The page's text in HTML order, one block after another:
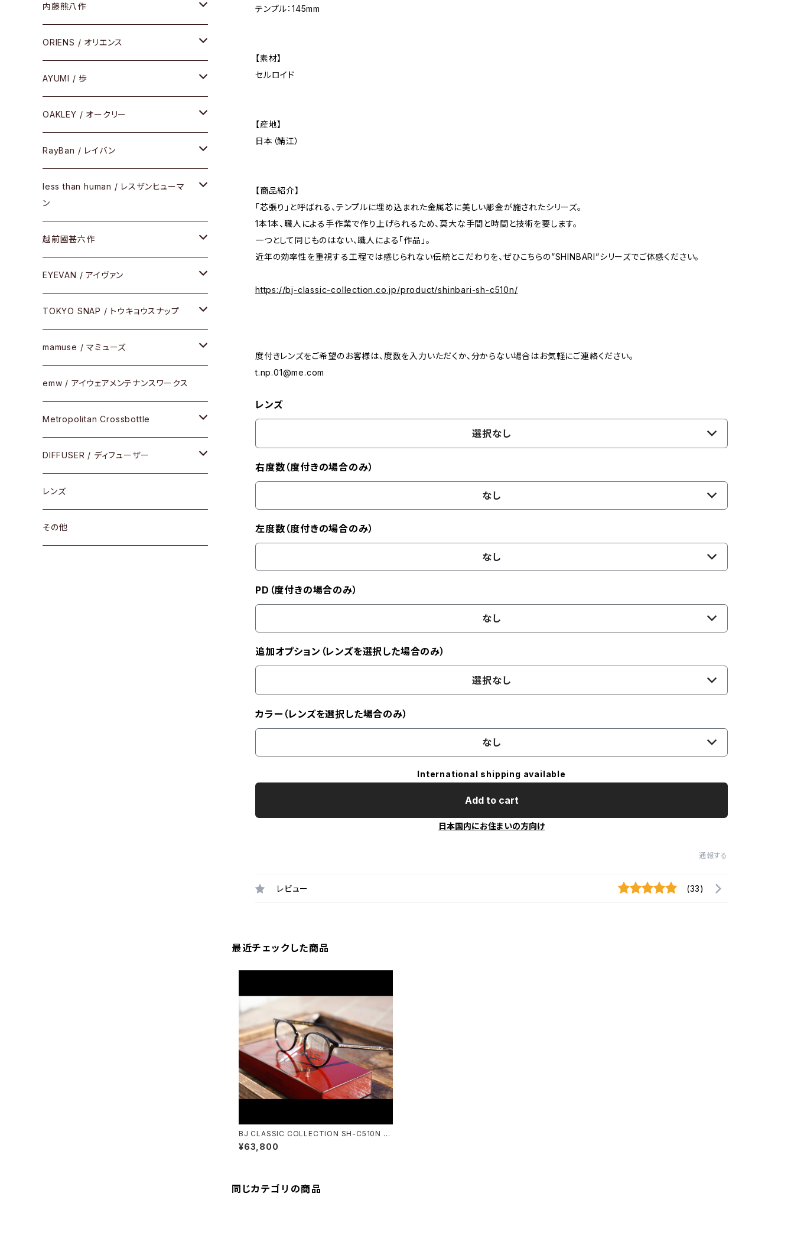
テンプル：145mm
【素材】
セルロイド
【産地】
日本（鯖江）
【商品紹介】
「芯張り」と呼ばれる、テンプルに埋め込まれた金属芯に美しい彫金が施されたシリーズ。
1本1本、職人による手作業で作り上げられるため、莫大な手間と時間と技術を要します。
一つとして同じものはない、職人による「作品」。
近年の効率性を重視する工程では感じられない伝統とこだわりを、ぜひこちらの”SHINBARI”シリーズでご体感ください。
https://bj-classic-collection.co.jp/product/shinbari-sh-c510n/
度付きレンズをご希望のお客様は、度数を入力いただくか、分からない場合はお気軽にご連絡ください。
t.np.01@me.com
レンズ
選択なし
右度数（度付きの場合のみ）
なし
左度数（度付きの場合のみ）
なし
PD（度付きの場合のみ）
なし
追加オプション（レンズを選択した場合のみ）
選択なし
カラー（レンズを選択した場合のみ）
なし
International shipping available
Add to cart
日本国内にお住まいの方向け
通報する
レビュー (33)
最近チェックした商品
BJ CLASSIC COLLECTION SH-C510N S
HINBARI / CRAFTSMAN EDITION
¥63,800
同じカテゴリの商品
COMBI （コンビシリーズ）
PREMIUM（プレミアムシリーズ）
PLASTIC（プラスティックシリーズ）
SIRMONT（サーモントシリーズ）
SUNSHIFT
ケア用品
コンビ
メタル
セル
コンビ
内藤熊八作
セル
メタル
コンビ
ORIENS / オリエンス
セルフレーム
メタルフレーム
その他
AYUMI / 歩
セルフレーム
OAKLEY / オークリー
メガネフレーム
サングラス
Frogskins(フロッグスキン )
限定モデル
その他
修理
RayBan / レイバン
メガネフレーム
サングラス
その他
less than human / レスザンヒューマ
ン
メガネフレーム
サングラス
その他
越前國甚六作
セルフレーム
メタルフレーム
コンビフレーム
EYEVAN / アイヴァン
メガネ
サングラス
その他
TOKYO SNAP / トウキョウスナップ
セルフレーム
メタルフレーム
コンビネーション
mamuse / マミューズ
セル
メタル
コンビ
emw / アイウェアメンテナンスワークス
Metropolitan Crossbottle
30cm×30cm
18cm×13cm
DIFFUSER / ディフューザー
グラスコード
メガネケース
レンズ
その他